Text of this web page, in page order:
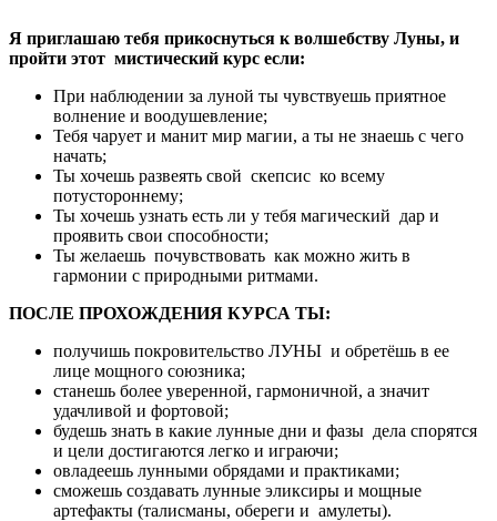
Я приглашаю тебя прикоснуться к волшебству Луны, и
пройти этот мистический курс если:
При наблюдении за луной ты чувствуешь приятное
волнение и воодушевление;
Тебя чарует и манит мир магии, а ты не знаешь с чего
начать;
Ты хочешь развеять свой скепсис ко всему
потустороннему;
Ты хочешь узнать есть ли у тебя магический дар и
проявить свои способности;
Ты желаешь почувствовать как можно жить в
гармонии с природными ритмами.
ПОСЛЕ ПРОХОЖДЕНИЯ КУРСА ТЫ:
получишь покровительство ЛУНЫ и обретёшь в ее
лице мощного союзника;
станешь более уверенной, гармоничной, а значит
удачливой и фортовой;
будешь знать в какие лунные дни и фазы дела спорятся
и цели достигаются легко и играючи;
овладеешь лунными обрядами и практиками;
сможешь создавать лунные эликсиры и мощные
артефакты (талисманы, обереги и амулеты).